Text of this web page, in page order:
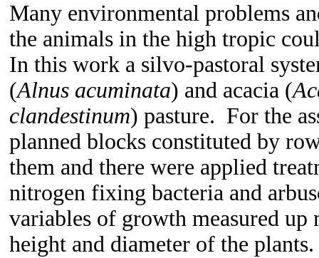
Many environmental problems
the animals in the high tropic
In this work a silvo-pastoral
(Alnus acuminata) and acacia (
clandestinum) pasture. For the
planned blocks constituted by
them and there were applied
nitrogen fixing bacteria and
variables of growth measured
height and diameter of the plants.